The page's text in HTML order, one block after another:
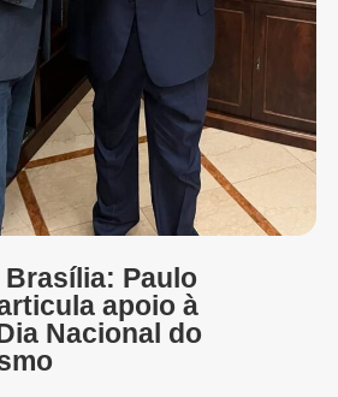
Paulo
apoio à
Nacional do